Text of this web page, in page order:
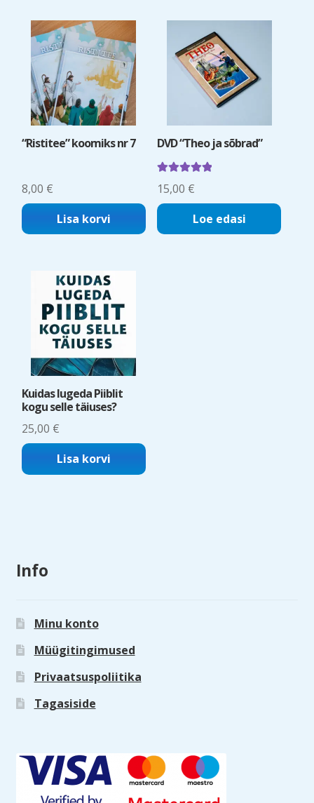
“Ristitee” koomiks nr 7
8,00 €
Lisa korvi
DVD “Theo ja sõbrad”
5.00
15,00 €
Loe edasi
Kuidas lugeda Piiblit
kogu selle täiuses?
25,00 €
Lisa korvi
Info
Minu konto
Müügitingimused
Privaatsuspoliitika
Tagasiside